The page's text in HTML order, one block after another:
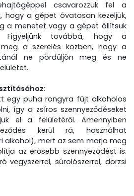
csavarozzuk fel a
hogy a gépet óvatosan kezeljük,
a menetet vagy a gépet állítsuk
Figyeljünk továbbá, hogy a
a szerelés közben, hogy a
ne pördüljön meg és ne
egy puha rongyra fújt alkoholos
így a zsíros szennyeződéseket
el a felületéről. Amennyiben
kerül rá, használhat
alkohol), mert az sem marja meg
az erősebb szennyeződést is.
vegyszerrel, súrolószerrel, dörzsi